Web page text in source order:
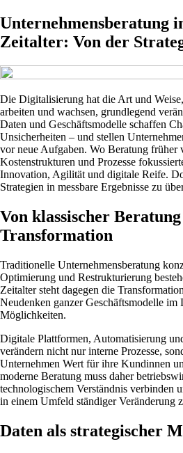
Unternehmensberatung
Zeitalter: Von der
Die Digitalisierung hat die Art und
arbeiten und wachsen, grundlegend
Daten und Geschäftsmodelle schaffen
Unsicherheiten – und stellen
vor neue Aufgaben. Wo Beratung früher
Kostenstrukturen und Prozesse
Innovation, Agilität und digitale Reife.
Strategien in messbare Ergebnisse zu
Von klassischer
Transformation
Traditionelle Unternehmensberatung
Optimierung und Restrukturierung
Zeitalter steht dagegen die
Neudenken ganzer Geschäftsmodelle im
Möglichkeiten.
Digitale Plattformen, Automatisierung
verändern nicht nur interne Prozesse,
Unternehmen Wert für ihre Kundinnen
moderne Beratung muss daher
technologischem Verständnis verbinden
in einem Umfeld ständiger Veränderung
Daten als strategischer